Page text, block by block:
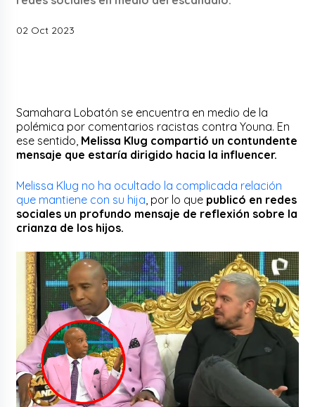
02 Oct 2023
Samahara Lobatón se encuentra en medio de la
polémica por comentarios racistas contra Youna. En
ese sentido, Melissa Klug compartió un contundente
mensaje que estaría dirigido hacia la influencer.
Melissa Klug no ha ocultado la complicada relación
que mantiene con su hija , por lo que publicó en redes
sociales un profundo mensaje de reflexión sobre la
crianza de los hijos.